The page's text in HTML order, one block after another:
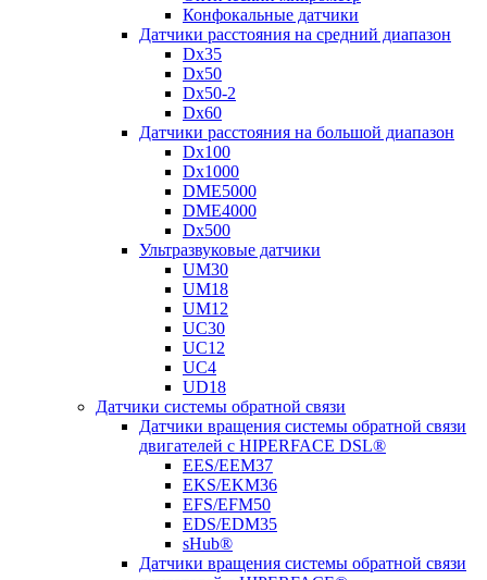
Конфокальные датчики
Датчики расстояния на средний диапазон
Dx35
Dx50
Dx50-2
Dx60
Датчики расстояния на большой диапазон
Dx100
Dx1000
DME5000
DME4000
Dx500
Ультразвуковые датчики
UM30
UM18
UM12
UC30
UC12
UC4
UD18
Датчики системы обратной связи
Датчики вращения системы обратной связи
двигателей с HIPERFACE DSL®
EES/EEM37
EKS/EKM36
EFS/EFM50
EDS/EDM35
sHub®
Датчики вращения системы обратной связи